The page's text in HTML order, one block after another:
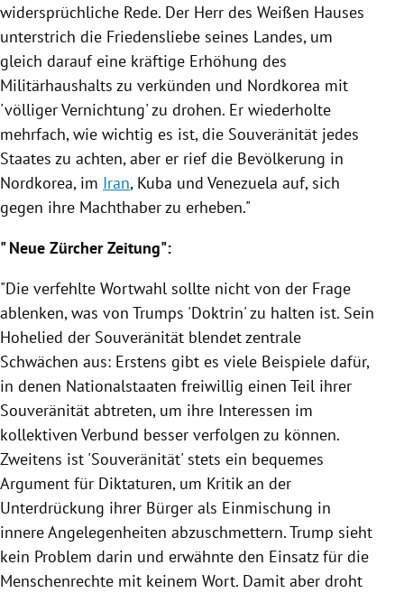
widersprüchliche Rede. Der Herr des Weißen Hauses
unterstrich die Friedensliebe seines Landes, um
gleich darauf eine kräftige Erhöhung des
Militärhaushalts zu verkünden und Nordkorea mit
'völliger Vernichtung' zu drohen. Er wiederholte
mehrfach, wie wichtig es ist, die Souveränität jedes
Staates zu achten, aber er rief die Bevölkerung in
Nordkorea, im Iran, Kuba und Venezuela auf, sich
gegen ihre Machthaber zu erheben."
"Neue Zürcher Zeitung":
"Die verfehlte Wortwahl sollte nicht von der Frage
ablenken, was von Trumps 'Doktrin' zu halten ist. Sein
Hohelied der Souveränität blendet zentrale
Schwächen aus: Erstens gibt es viele Beispiele dafür,
in denen Nationalstaaten freiwillig einen Teil ihrer
Souveränität abtreten, um ihre Interessen im
kollektiven Verbund besser verfolgen zu können.
Zweitens ist 'Souveränität' stets ein bequemes
Argument für Diktaturen, um Kritik an der
Unterdrückung ihrer Bürger als Einmischung in
innere Angelegenheiten abzuschmettern.Trump sieht
kein Problem darin und erwähnte den Einsatz für die
Menschenrechte mit keinem Wort. Damit aber droht